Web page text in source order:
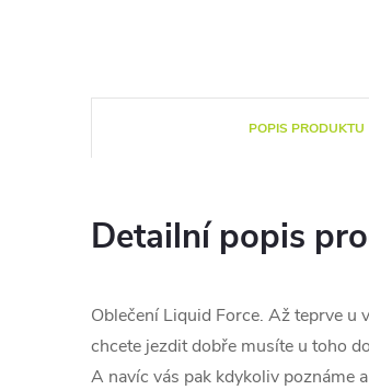
POPIS PRODUKTU
Detailní popis
Oblečení Liquid Force. Až teprve u
chcete jezdit dobře musíte u toho
A navíc vás pak kdykoliv poznáme